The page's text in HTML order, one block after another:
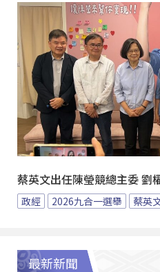
蔡英文出任陳瑩競總主委 劉
政經 2026九合一選舉 蔡英
最新新聞